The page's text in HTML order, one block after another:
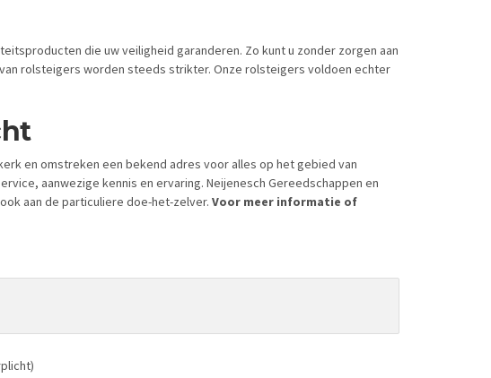
die uw veiligheid garanderen. Zo kunt u zonder zorgen aan
rolsteigers worden steeds strikter. Onze rolsteigers voldoen echter
en omstreken een bekend adres voor alles op het gebied van
aanwezige kennis en ervaring. Neijenesch Gereedschappen en
aan de particuliere doe-het-zelver. Voor meer informatie of